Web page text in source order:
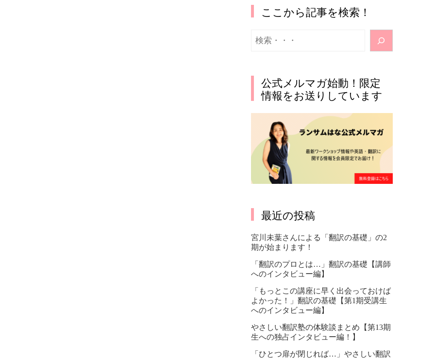
ここから記事を検索！
索
公式メルマガ始動！限定
情報をお送りしています
最近の投稿
宮川未葉さんによる「翻訳の基礎」の2
期が始まります！
「翻訳のプロとは…」翻訳の基礎【講師
へのインタビュー編】
「もっとこの講座に早く出会っておけば
よかった！」翻訳の基礎【第1期受講生
へのインタビュー編】
やさしい翻訳塾の体験談まとめ【第13期
生への独占インタビュー編！】
「ひとつ扉が閉じれば…」やさしい翻訳